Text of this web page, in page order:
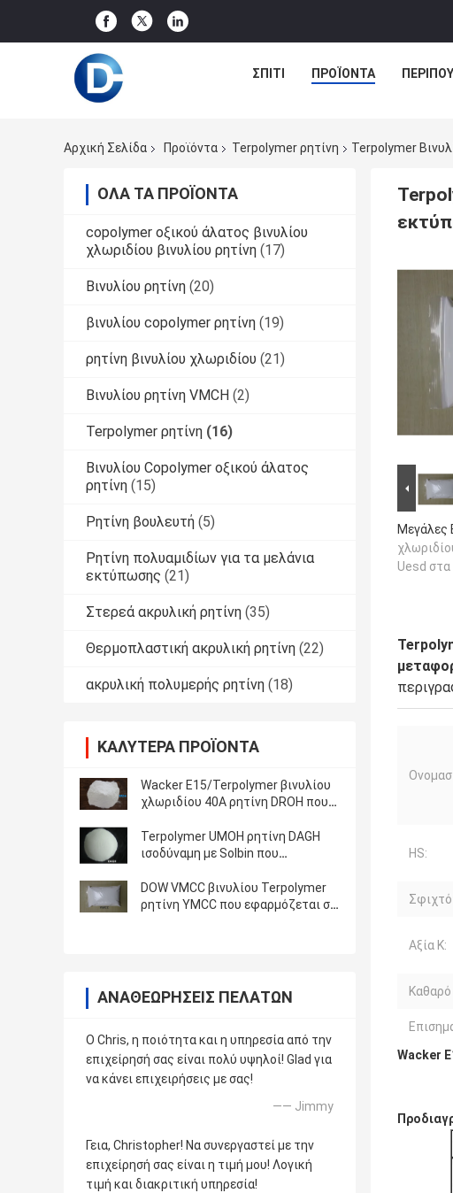
ΣΠΊΤΙ ΠΡΟΪΌΝΤΑ
Αρχική Σελίδα Προϊόντα Terpolymer ρητίνη Terpolymer
ΌΛΑ ΤΑ ΠΡΟΪΌΝΤΑ
copolymer οξικού άλατος βινυλίου
χλωριδίου βινυλίου ρητίνη (17)
Βινυλίου ρητίνη (20)
βινυλίου copolymer ρητίνη (19)
ρητίνη βινυλίου χλωριδίου (21)
Βινυλίου ρητίνη VMCH (2)
Terpolymer ρητίνη (16)
Βινυλίου Copolymer οξικού άλατος
ρητίνη (15)
Ρητίνη βουλευτή (5)
Ρητίνη πολυαμιδίων για τα μελάνια
εκτύπωσης (21)
Στερεά ακρυλική ρητίνη (35)
Θερμοπλαστική ακρυλική ρητίνη (22)
ακρυλική πολυμερής ρητίνη (18)
ΚΑΛΎΤΕΡΑ ΠΡΟΪΌΝΤΑ
Wacker E15/Terpolymer βινυλίου
χλωριδίου 40A ρητίνη DROH που
επιστρώματα και τα χρώματα
μελανιών
Terpolymer UMOH ρητίνη DAGH
ισοδύναμη με Solbin που
εκτύπωσης
DOW VMCC βινυλίου Terpolymer
ρητίνη YMCC που εφαρμόζεται σε
ΑΝΑΘΕΩΡΉΣΕΙΣ ΠΕΛΑΤΏΝ
Ο Chris, η ποιότητα και η υπηρεσία από την
επιχείρησή σας είναι πολύ υψηλοί! Glad για
να κάνει επιχειρήσεις με σας!
—— Jimmy
Γεια, Christopher! Να συνεργαστεί με την
επιχείρησή σας είναι η τιμή μου! Λογική
τιμή και διακριτική υπηρεσία!
Μεγάλες
Uesd
HS:
Αξία K:
Wacker